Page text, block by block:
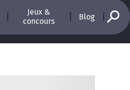
Jeux &
concours
Blog